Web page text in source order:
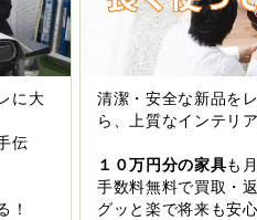
に大
伝
！
清潔・安全な新品を
ら、上質なインテリ
１０万円分の家具も
手数料無料で買取・
グッと楽で将来も安心